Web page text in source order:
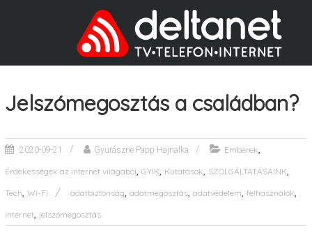
Jelszómegosztás a családban?
2020-09-21 Gyurászné Papp Hajnalka Emberek,
Érdekességek az internet világából, GYIK, Kutatások, SZOLGÁLTATÁSAINK,
Tech, Wi-Fi adatbiztonság, adatmegosztás, adatvédelem, felhasználók,
internet, jelszómegosztás